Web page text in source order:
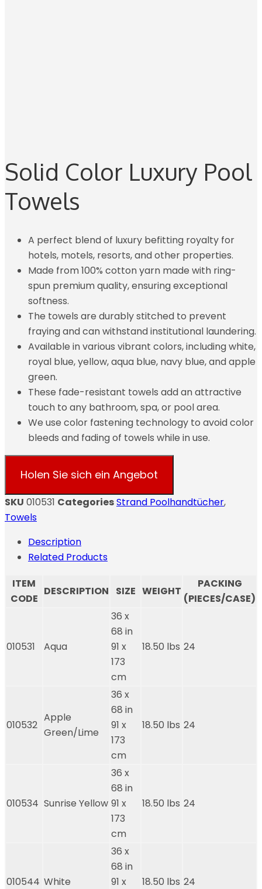
Solid Color Luxury Pool
Towels
A perfect blend of luxury befitting royalty for
hotels, motels, resorts, and other properties.
Made from 100% cotton yarn made with ring-
spun premium quality, ensuring exceptional
softness.
The towels are durably stitched to prevent
fraying and can withstand institutional laundering.
Available in various vibrant colors, including white,
royal blue, yellow, aqua blue, navy blue, and apple
green.
These fade-resistant towels add an attractive
touch to any bathroom, spa, or pool area.
We use color fastening technology to avoid color
bleeds and fading of towels while in use.
Holen Sie sich ein Angebot
SKU 010531 CategoriesStrand Poolhandtücher,
Towels
Description
Related Products
ITEM
CODE
DESCRIPTION SIZE WEIGHT
PACKING
(PIECES/CASE)
010531 Aqua
36 x
68 in
91 x
173
cm
18.50 lbs 24
010532
Apple
Green/Lime
36 x
68 in
91 x
173
cm
18.50 lbs 24
010534 Sunrise Yellow
36 x
68 in
91 x
173
cm
18.50 lbs 24
010544 White
36 x
68 in
91 x
18.50 lbs 24